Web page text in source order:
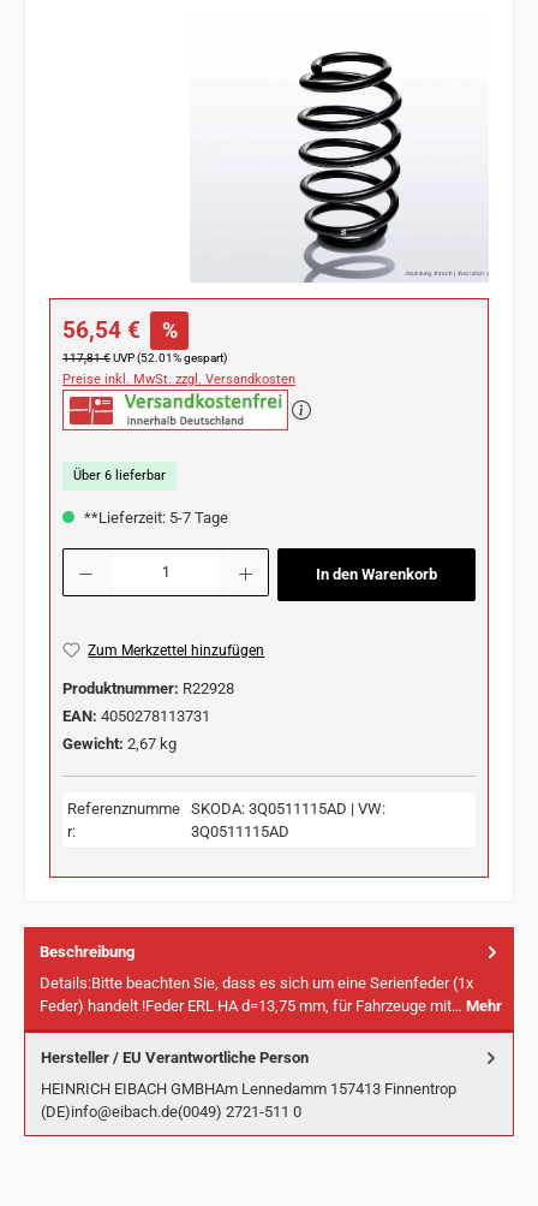
Verkaufspreis:
56,54 € %
Regulärer Preis:
117,81 €UVP (52.01% gespart)
Preise inkl. MwSt. zzgl. Versandkosten
Über 6 lieferbar
**Lieferzeit: 5-7 Tage
Produkt Anzahl: Gib den gewünschten Wert ein oder benutze die Schaltflächen
In den Warenkorb
Zum Merkzettel hinzufügen
Produktnummer: R22928
EAN: 4050278113731
Gewicht: 2,67 kg
Referenznumme
r:
SKODA: 3Q0511115AD | VW:
3Q0511115AD
Beschreibung
Details:Bitte beachten Sie, dass es sich um eine Serienfeder (1x
Feder) handelt !Feder ERL HA d=13,75 mm, für Fahrzeuge mit… Mehr
Hersteller / EU Verantwortliche Person
HEINRICH EIBACH GMBHAm Lennedamm 157413 Finnentrop
(DE)info@eibach.de(0049) 2721-511 0